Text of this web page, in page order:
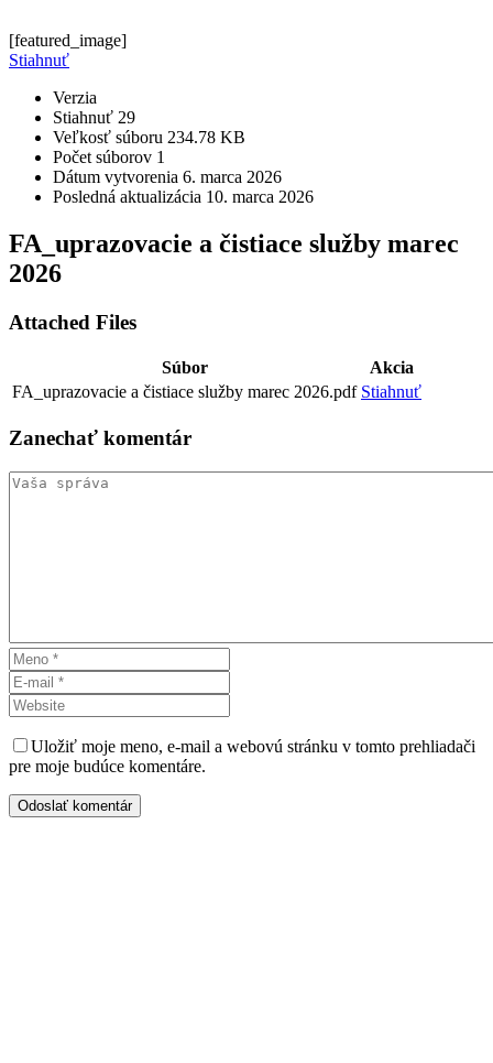
[featured_image]
Stiahnuť
Verzia
Stiahnuť 29
Veľkosť súboru 234.78 KB
Počet súborov 1
Dátum vytvorenia 6. marca 2026
Posledná aktualizácia 10. marca 2026
FA_uprazovacie a čistiace služby marec
2026
Attached Files
Súbor
Akcia
FA_uprazovacie a čistiace služby marec 2026.pdf Stiahnuť
Zanechať komentár
Uložiť moje meno, e-mail a webovú stránku v tomto prehliadači
pre moje budúce komentáre.
Odoslať komentár